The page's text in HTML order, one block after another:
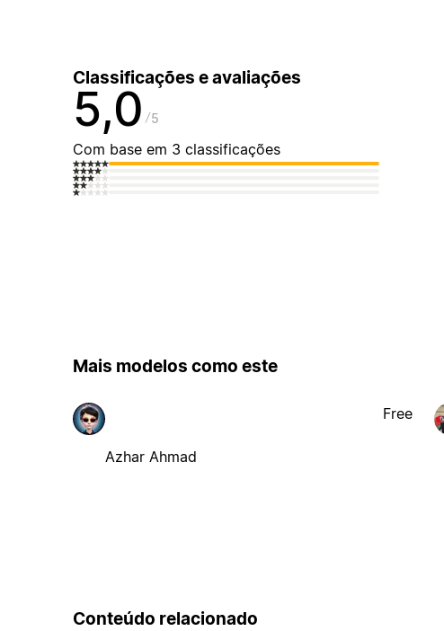
Classificações e avaliações
5,0 5
Com base em 3 classificações
Mais modelos como este
Azhar Ahmad
Free
Conteúdo relacionado